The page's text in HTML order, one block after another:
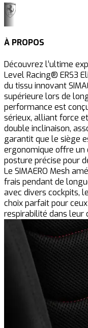
À PROPOS
Découvrez l’ultime
Level Racing® ERS3
du tissu innovant
supérieure lors de
performance est
sérieux, alliant force
double inclinaison,
garantit que le siège
ergonomique offre
posture précise pour
Le SIMAERO Mesh
frais pendant de
avec divers cockpits,
choix parfait pour
respirabilité dans leur